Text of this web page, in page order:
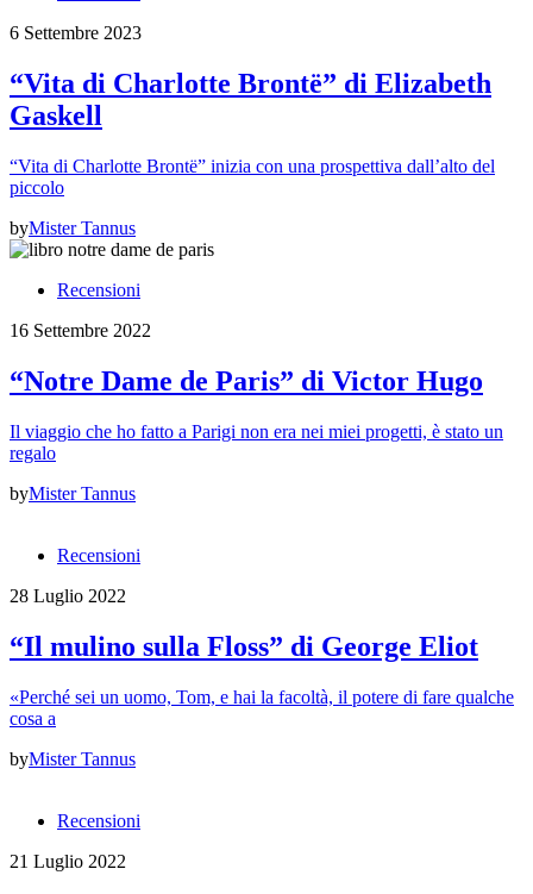
6 Settembre 2023
“Vita di Charlotte Brontë” di Elizabeth
Gaskell
“Vita di Charlotte Brontë” inizia con una prospettiva dall’alto del
piccolo
byMister Tannus
Recensioni
16 Settembre 2022
“Notre Dame de Paris” di Victor Hugo
Il viaggio che ho fatto a Parigi non era nei miei progetti, è stato un
regalo
byMister Tannus
Recensioni
28 Luglio 2022
“Il mulino sulla Floss” di George Eliot
«Perché sei un uomo, Tom, e hai la facoltà, il potere di fare qualche
cosa a
byMister Tannus
Recensioni
21 Luglio 2022